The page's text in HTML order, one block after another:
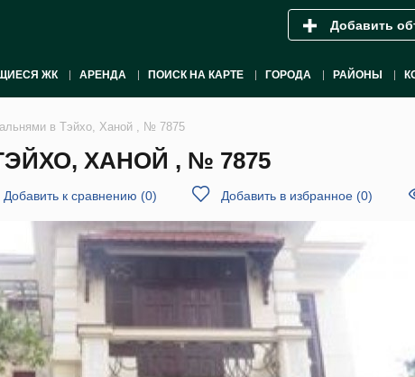
Добавить
ЖК АРЕНДА ПОИСК НА КАРТЕ ГОРОДА РАЙОНЫ
в Тэйхо, Ханой , № 7875
ХАНОЙ , № 7875
Добавить к сравнению (0) Добавить в избранное (0)